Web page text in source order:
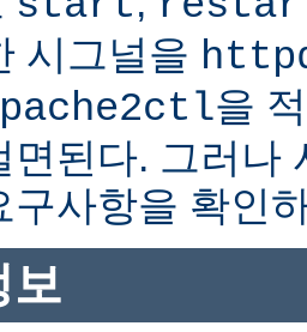
시그널을
을
면된다. 그러나
구사항을 확인
보